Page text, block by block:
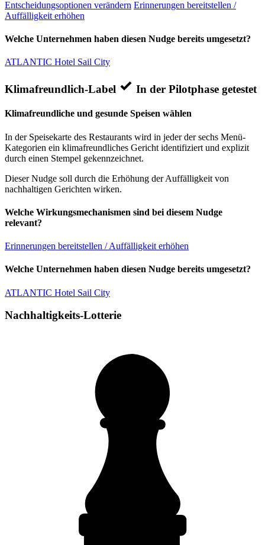
Entscheidungsoptionen verändern Erinnerungen bereitstellen /
Auffälligkeit erhöhen
Welche Unternehmen haben diesen Nudge bereits umgesetzt?
ATLANTIC Hotel Sail City
Klimafreundlich-Label In der Pilotphase getestet
Klimafreundliche und gesunde Speisen wählen
In der Speisekarte des Restaurants wird in jeder der sechs Menü-
Kategorien ein klimafreundliches Gericht identifiziert und explizit
durch einen Stempel gekennzeichnet.
Dieser Nudge soll durch die Erhöhung der Auffälligkeit von
nachhaltigen Gerichten wirken.
Welche Wirkungsmechanismen sind bei diesem Nudge
relevant?
Erinnerungen bereitstellen / Auffälligkeit erhöhen
Welche Unternehmen haben diesen Nudge bereits umgesetzt?
ATLANTIC Hotel Sail City
Nachhaltigkeits-Lotterie